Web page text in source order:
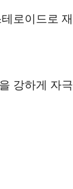
로이드로 재
강하게 자극